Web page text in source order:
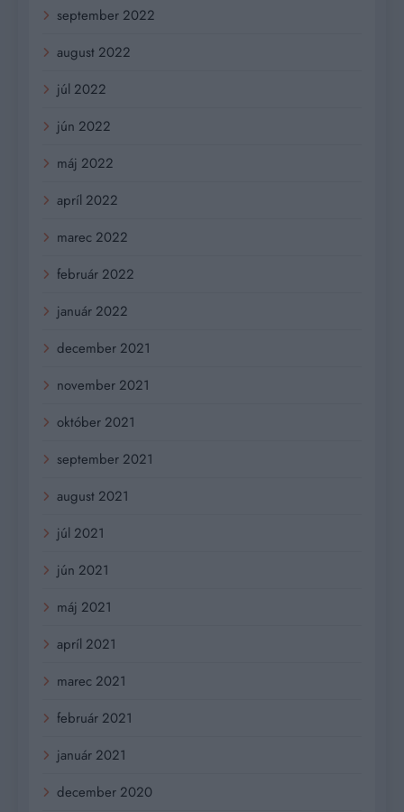
september 2022
august 2022
júl 2022
jún 2022
máj 2022
apríl 2022
marec 2022
február 2022
január 2022
december 2021
november 2021
október 2021
september 2021
august 2021
júl 2021
jún 2021
máj 2021
apríl 2021
marec 2021
február 2021
január 2021
december 2020